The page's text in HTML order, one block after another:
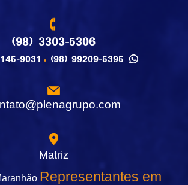
(98) 3303-5306
9031 (98) 99209-5395
Matriz
Representantes em